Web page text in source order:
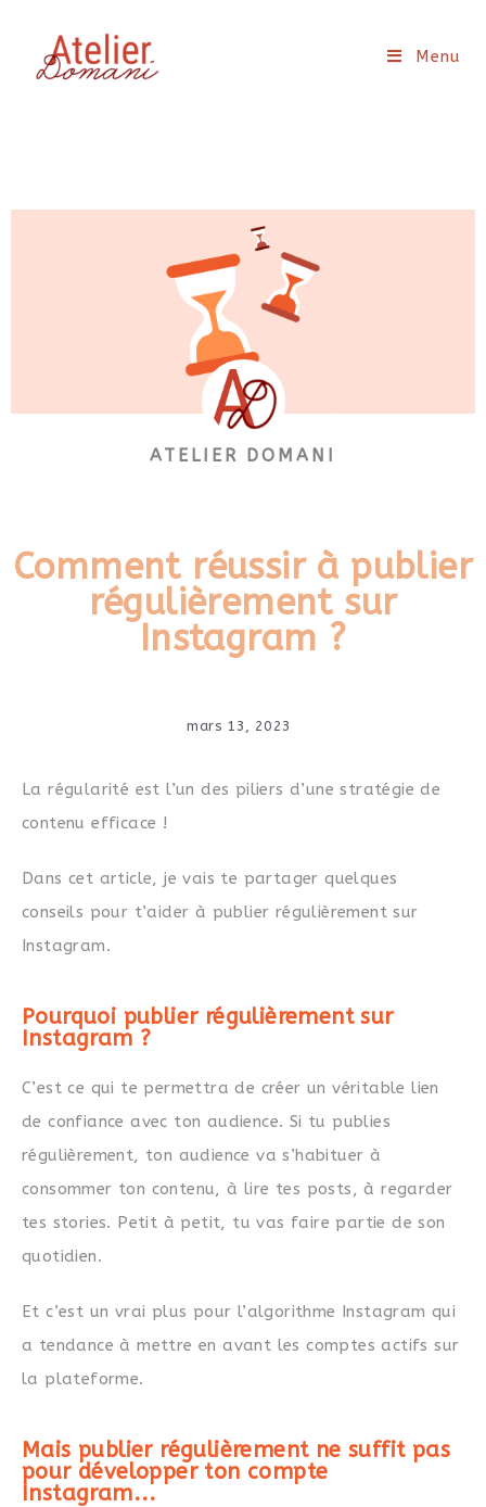
Menu
ATELIER DOMANI
Comment réussir à publier
régulièrement sur
Instagram ?
mars 13, 2023
La régularité est l’un des piliers d’une stratégie de
contenu efficace !
Dans cet article, je vais te partager quelques
conseils pour t’aider à publier régulièrement sur
Instagram.
Pourquoi publier régulièrement sur
Instagram ?
C’est ce qui te permettra de créer un véritable lien
de confiance avec ton audience. Si tu publies
régulièrement, ton audience va s’habituer à
consommer ton contenu, à lire tes posts, à regarder
tes stories. Petit à petit, tu vas faire partie de son
quotidien.
Et c’est un vrai plus pour l’algorithme Instagram qui
a tendance à mettre en avant les comptes actifs sur
la plateforme.
Mais publier régulièrement ne suffit pas
pour développer ton compte
Instagram...